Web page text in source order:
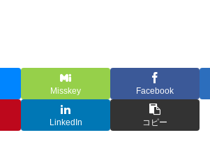
Misskey Facebook
LinkedIn コピー